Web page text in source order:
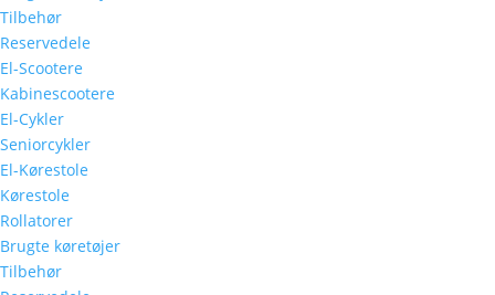
Tilbehør
Reservedele
El-Scootere
Kabinescootere
El-Cykler
Seniorcykler
El-Kørestole
Kørestole
Rollatorer
Brugte køretøjer
Tilbehør